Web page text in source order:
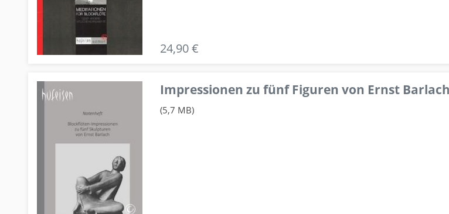
24,90 €
Impressionen zu fünf Figuren von Ernst Barlach
(5,7 MB)